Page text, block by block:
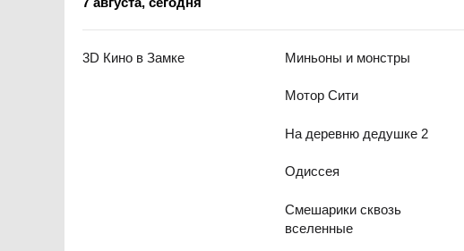
3D Кино в Замке Миньоны и монстры
Мотор Сити
На деревню дедушке 2
Одиссея
Смешарики сквозь
вселенные